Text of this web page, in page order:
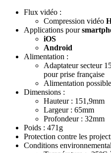
Flux vidéo :
Compression vidéo
Applications pour
iOS
Android
Alimentation :
Adaptateur secteur
pour prise française
Alimentation
Dimensions :
Hauteur : 151,9mm
Largeur : 65mm
Profondeur : 32mm
Poids : 471g
Protection contre les
Conditions